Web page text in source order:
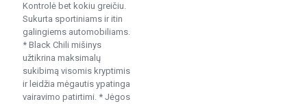
Kontrolė bet kokiu greičiu.
Sukurta sportiniams ir itin
galingiems automobiliams.
* Black Chili mišinys
užtikrina maksimalų
sukibimą visomis kryptimis
ir leidžia mėgautis ypatinga
vairavimo patirtimi. * Jėgos